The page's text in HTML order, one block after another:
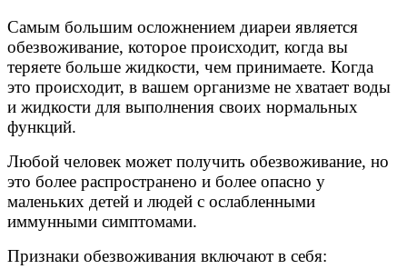
Самым большим осложнением диареи является
обезвоживание, которое происходит, когда вы
теряете больше жидкости, чем принимаете. Когда
это происходит, в вашем организме не хватает воды
и жидкости для выполнения своих нормальных
функций.
Любой человек может получить обезвоживание, но
это более распространено и более опасно у
маленьких детей и людей с ослабленными
иммунными симптомами.
Признаки обезвоживания включают в себя: